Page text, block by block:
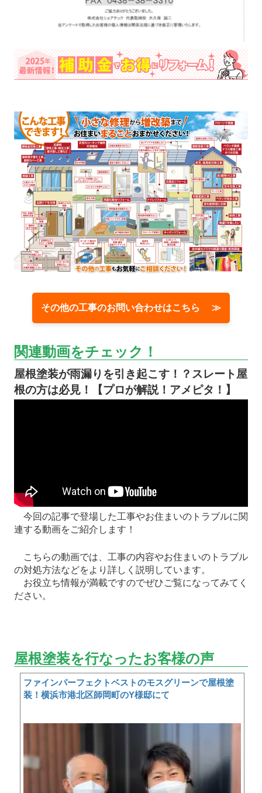
その他の工事のお問い合わせはこちら ≫
関連動画をチェック！
屋根塗装が雨漏りを引き起こす！？スレート屋
根の方は必見！【プロが解説！アメピタ！】
今回の記事で登場した工事やお住まいのトラブルに関
連する動画をご紹介します！
こちらの動画では、工事の内容やお住まいのトラブル
の対処方法などをより詳しく説明しています。
お役立ち情報が満載ですのでぜひご覧になってみてく
ださい。
屋根塗装を行なったお客様の声
ファインパーフェクトベストのモスグリーンで屋根塗
装！横浜市港北区師岡町のY様邸にて